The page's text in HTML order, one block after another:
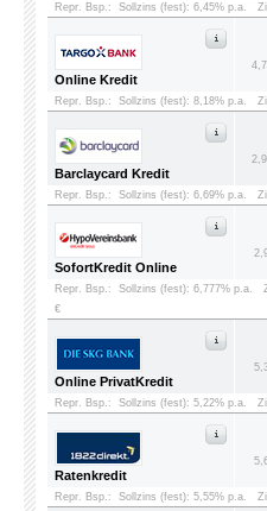
Repr. Bsp.: Sollzins (fest): 6,45% p.a.
Online Kredit
Repr. Bsp.: Sollzins (fest): 8,18% p.a.
Barclaycard Kredit
Repr. Bsp.: Sollzins (fest): 6,69% p.a.
SofortKredit Online
Repr. Bsp.: Sollzins (fest): 6,777% p.a.
€
Online PrivatKredit
Repr. Bsp.: Sollzins (fest): 5,22% p.a.
Ratenkredit
Repr. Bsp.: Sollzins (fest): 5,55% p.a.